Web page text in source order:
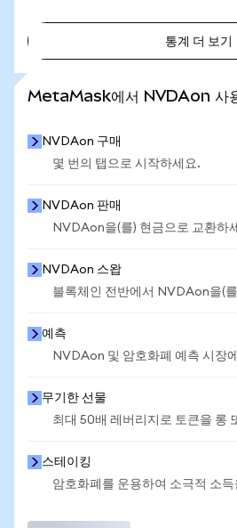
통계 더 보기
MetaMask에서 NVDAon 사
NVDAon 구매
몇 번의 탭으로 시작하세요.
NVDAon 판매
NVDAon을(를) 현금으로 교환하
NVDAon 스왑
블록체인 전반에서 NVDAon을(
예측
NVDAon 및 암호화폐 예측 시장
무기한 선물
최대 50배 레버리지로 토큰을 롱
스테이킹
암호화폐를 운용하여 소극적 소